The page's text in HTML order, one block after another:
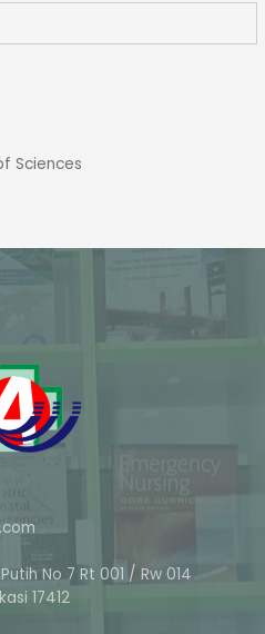
Sciences
No 7 Rt 001 / Rw 014
17412